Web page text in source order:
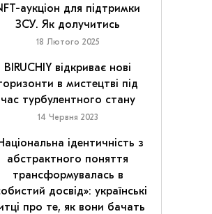
свята
аукціон для підтримки
ЗСУ. Як долучитись
18 Лютого 2025
BIRUCHIY відкриває нові
в мистецтві під
час турбулентного стану
14 Червня 2023
ідентичність з
абстрактного поняття
трансформувалась в
досвід»: українські
про те, як вони бачать